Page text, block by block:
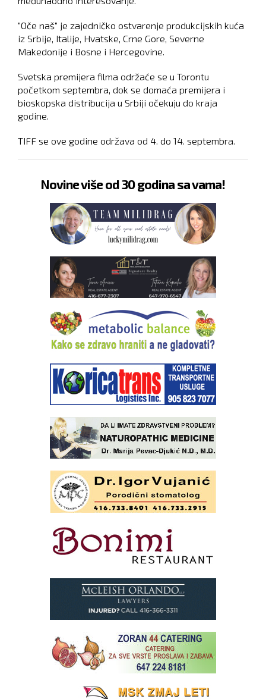
"Oče naš" je zajedničko ostvarenje produkcijskih kuća
iz Srbije, Italije, Hvatske, Crne Gore, Severne
Makedonije i Bosne i Hercegovine.
Svetska premijera filma održaće se u Torontu
početkom septembra, dok se domaća premijera i
bioskopska distribucija u Srbiji očekuju do kraja
godine.
TIFF se ove godine održava od 4. do 14. septembra.
Novine više od 30 godina sa vama!